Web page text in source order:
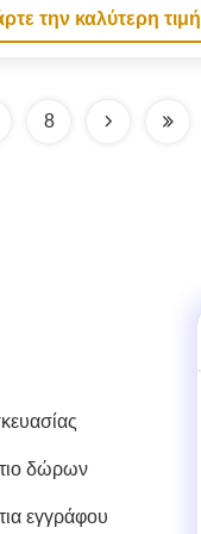
την καλύτερη τιμή
8
δώρων
εγγράφου